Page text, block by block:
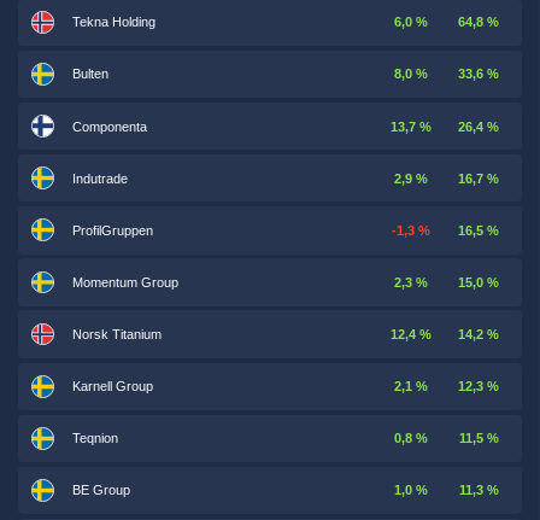
Tekna Holding 6,0 % 64,8 %
Bulten 8,0 % 33,6 %
Componenta 13,7 % 26,4 %
Indutrade 2,9 % 16,7 %
ProfilGruppen -1,3 % 16,5 %
Momentum Group 2,3 % 15,0 %
Norsk Titanium 12,4 % 14,2 %
Karnell Group 2,1 % 12,3 %
Teqnion 0,8 % 11,5 %
BE Group 1,0 % 11,3 %